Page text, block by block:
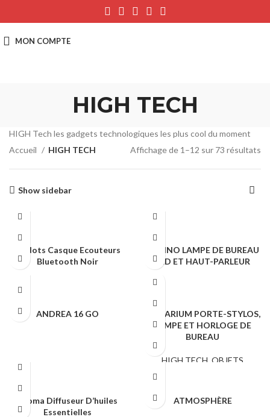
HIGH TECH
HIGH Tech les gadgets technologiques les plus cool du moment
Accueil
HIGH TECH Affichage de 1–12 sur 73 résultats
Show sidebar
Airdots Casque Ecouteurs
Bluetooth Noir
AMLINO LAMPE DE BUREAU
LED ET HAUT-PARLEUR
ANDREA 16 GO
AQUARIUM PORTE-STYLOS,
LAMPE ET HORLOGE DE
BUREAU
HIGH TECH OBJETS
Aroma Diffuseur D’huiles
Essentielles
ATMOSPHÈRE